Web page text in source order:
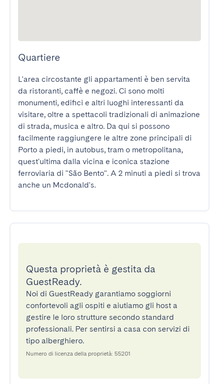
Quartiere
L'area circostante gli appartamenti è ben servita
da ristoranti, caffè e negozi. Ci sono molti
monumenti, edifici e altri luoghi interessanti da
visitare, oltre a spettacoli tradizionali di animazione
di strada, musica e altro. Da qui si possono
facilmente raggiungere le altre zone principali di
Porto a piedi, in autobus, tram o metropolitana,
quest'ultima dalla vicina e iconica stazione
ferroviaria di "São Bento". A 2 minuti a piedi si trova
anche un Mcdonald's.
Questa proprietà è gestita da
GuestReady.
Noi di GuestReady garantiamo soggiorni
confortevoli agli ospiti e aiutiamo gli host a
gestire le loro strutture secondo standard
professionali. Per sentirsi a casa con servizi di
tipo alberghiero.
Numero di licenza della proprietà: 55201